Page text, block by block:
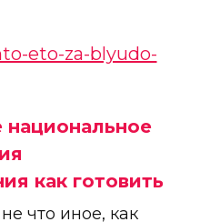
как готовить
что иное, как